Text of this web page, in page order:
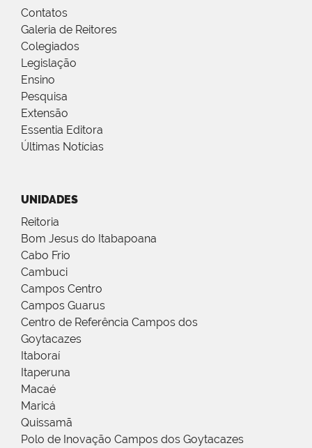
Contatos
Galeria de Reitores
Colegiados
Legislação
Ensino
Pesquisa
Extensão
Essentia Editora
Últimas Notícias
UNIDADES
Reitoria
Bom Jesus do Itabapoana
Cabo Frio
Cambuci
Campos Centro
Campos Guarus
Centro de Referência Campos dos
Goytacazes
Itaboraí
Itaperuna
Macaé
Maricá
Quissamã
Polo de Inovação Campos dos Goytacazes